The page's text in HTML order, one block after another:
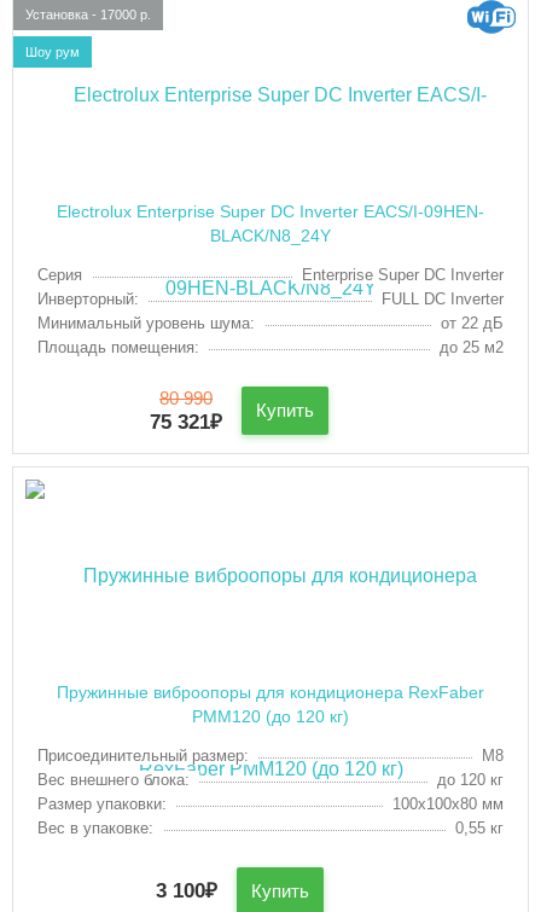
Electrolux Enterprise Super DC Inverter EACS/I-09HEN-
BLACK/N8_24Y
Серия
Enterprise Super DC Inverter
Инверторный:
FULL DC Inverter
Минимальный уровень шума:
от 22 дБ
Площадь помещения:
до 25 м2
80 990
75 321₽
Купить
Установка - 17000 р.
Шоу рум
Пружинные виброопоры для кондиционера RexFaber
PMM120 (до 120 кг)
Присоединительный размер:
М8
Вес внешнего блока:
до 120 кг
Размер упаковки:
100х100х80 мм
Вес в упаковке:
0,55 кг
3 100₽ Купить